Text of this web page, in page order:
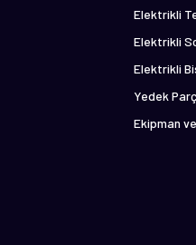
Elektrikli
Elektrikli
Elektrikli
Yedek
Ekipman